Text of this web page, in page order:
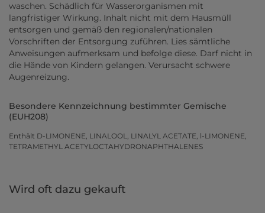
waschen. Schädlich für Wasserorganismen mit
langfristiger Wirkung. Inhalt nicht mit dem Hausmüll
entsorgen und gemäß den regionalen/nationalen
Vorschriften der Entsorgung zuführen. Lies sämtliche
Anweisungen aufmerksam und befolge diese. Darf nicht in
die Hände von Kindern gelangen. Verursacht schwere
Augenreizung.
Besondere Kennzeichnung bestimmter Gemische
(EUH208)
Enthält D-LIMONENE, LINALOOL, LINALYL ACETATE, l-LIMONENE,
TETRAMETHYL ACETYLOCTAHYDRONAPHTHALENES
Wird oft dazu gekauft